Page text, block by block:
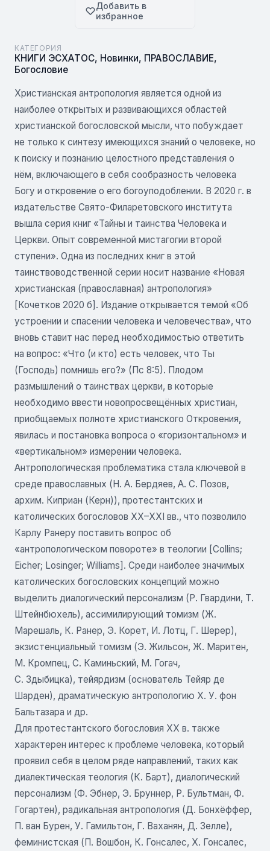
Добавить в
избранное
КАТЕГОРИЯ
КНИГИ ЭСХАТОС, Новинки, ПРАВОСЛАВИЕ,
Богословие
Христианская антропология является одной из
наиболее открытых и развивающихся областей
христианской богословской мысли, что побуждает
не только к синтезу имеющихся знаний о человеке, но
к поиску и познанию целостного представления о
нём, включающего в себя сообразность человека
Богу и откровение о его богоуподоблении. В 2020 г. в
издательстве Свято-Филаретовского института
вышла серия книг «Тайны и таинства Человека и
Церкви. Опыт современной мистагогии второй
ступени». Одна из последних книг в этой
таинствоводственной серии носит название «Новая
христианская (православная) антропология»
[Кочетков 2020 б]. Издание открывается темой «Об
устроении и спасении человека и человечества», что
вновь ставит нас перед необходимостью ответить
на вопрос: «Что (и кто) есть человек, что Ты
(Господь) помнишь его?» (Пс 8:5). Плодом
размышлений о таинствах церкви, в которые
необходимо ввести новопросвещённых христиан,
приобщаемых полноте христианского Откровения,
явилась и постановка вопроса о «горизонтальном» и
«вертикальном» измерении человека.
Антропологическая проблематика стала ключевой в
среде православных (Н. А. Бердяев, А. С. Позов,
архим. Киприан (Керн)), протестантских и
католических богословов XX–XXI вв., что позволило
Карлу Ранеру поставить вопрос об
«антропологическом повороте» в теологии [Collins;
Eicher; Losinger; Williams]. Среди наиболее значимых
католических богословских концепций можно
выделить диалогический персонализм (Р. Гвардини, Т.
Штейнбюхель), ассимилирующий томизм (Ж.
Марешаль, К. Ранер, Э. Корет, И. Лотц, Г. Шерер),
экзистенциальный томизм (Э. Жильсон, Ж. Маритен,
М. Кромпец, С. Каминьский, М. Гогач,
С. Здыбицка), тейярдизм (основатель Тейяр де
Шарден), драматическую антропологию Х. У. фон
Бальтазара и др.
Для протестантского богословия ХХ в. также
характерен интерес к проблеме человека, который
проявил себя в целом ряде направлений, таких как
диалектическая теология (К. Барт), диалогический
персонализм (Ф. Эбнер, Э. Бруннер, Р. Бультман, Ф.
Гогартен), радикальная антропология (Д. Бонхёффер,
П. ван Бурен, У. Гамильтон, Г. Ваханян, Д. Зелле),
феминистская (П. Вошбон, К. Гонсалес, Х. Гонсалес,